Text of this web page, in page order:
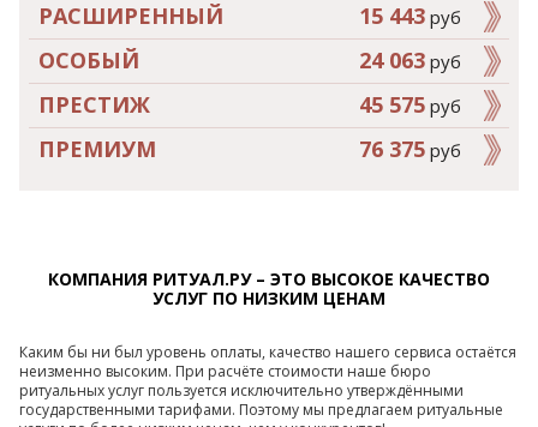
РАСШИРЕННЫЙ 15 443 руб
ОСОБЫЙ 24 063 руб
ПРЕСТИЖ 45 575 руб
ПРЕМИУМ 76 375 руб
КОМПАНИЯ РИТУАЛ.РУ – ЭТО ВЫСОКОЕ КАЧЕСТВО
УСЛУГ ПО НИЗКИМ ЦЕНАМ
Каким бы ни был уровень оплаты, качество нашего сервиса остаётся
неизменно высоким. При расчёте стоимости наше бюро
ритуальных услуг пользуется исключительно утверждёнными
государственными тарифами. Поэтому мы предлагаем ритуальные